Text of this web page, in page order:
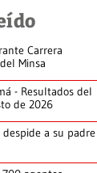
Carrera
Minsa
- Resultados del
de 2026
despide a su padre